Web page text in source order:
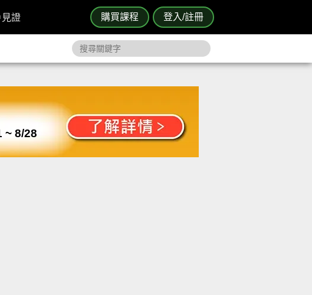
購買課程 登入/註冊
見證
~ 8/28